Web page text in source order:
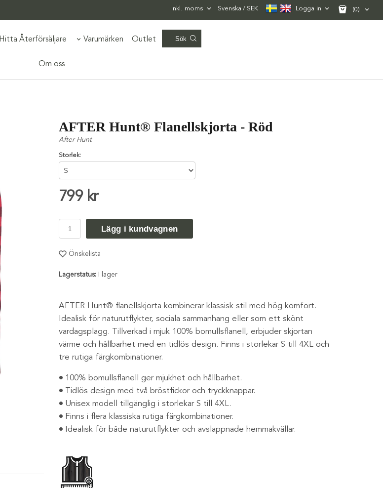
Inkl. moms Svenska SEK Logga in (0)
Hitta Återförsäljare Varumärken Outlet
Om oss
AFTER Hunt® Flanellskjorta - Röd
After Hunt
Storlek:
799 kr
Lägg i kundvagnen
Önskelista
Lagerstatus: I lager
AFTER Hunt® flanellskjorta kombinerar klassisk stil med hög komfort.
Idealisk för naturutflykter, sociala sammanhang eller som ett skönt
vardagsplagg. Tillverkad i mjuk 100% bomullsflanell, erbjuder skjortan
värme och hållbarhet med en tidlös design. Finns i storlekar S till 4XL och
tre rutiga färgkombinationer.
100% bomullsflanell ger mjukhet och hållbarhet.
Tidlös design med två bröstfickor och tryckknappar.
Unisex modell tillgänglig i storlekar S till 4XL.
Finns i flera klassiska rutiga färgkombinationer.
Idealisk för både naturutflykter och avslappnade hemmakvällar.